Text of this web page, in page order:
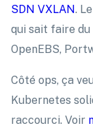
SDN VXLAN.
qui sait faire du
OpenEBS,
Côté ops, ça
Kubernetes
raccourci. Voir